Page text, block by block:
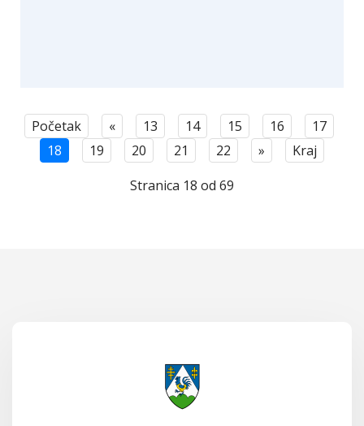
Početak « 13 14 15 16
17
18
19 20 21 22 »
Kraj
Stranica 18 od 69